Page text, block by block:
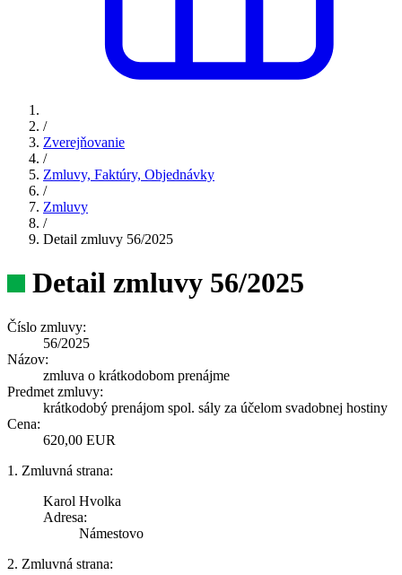
/
Zverejňovanie
/
Zmluvy, Faktúry, Objednávky
/
Zmluvy
/
Detail zmluvy 56/2025
Detail zmluvy 56/2025
Číslo zmluvy:
56/2025
Názov:
zmluva o krátkodobom prenájme
Predmet zmluvy:
krátkodobý prenájom spol. sály za účelom svadobnej hostiny
Cena:
620,00 EUR
1. Zmluvná strana:
Karol Hvolka
Adresa:
Námestovo
2. Zmluvná strana: